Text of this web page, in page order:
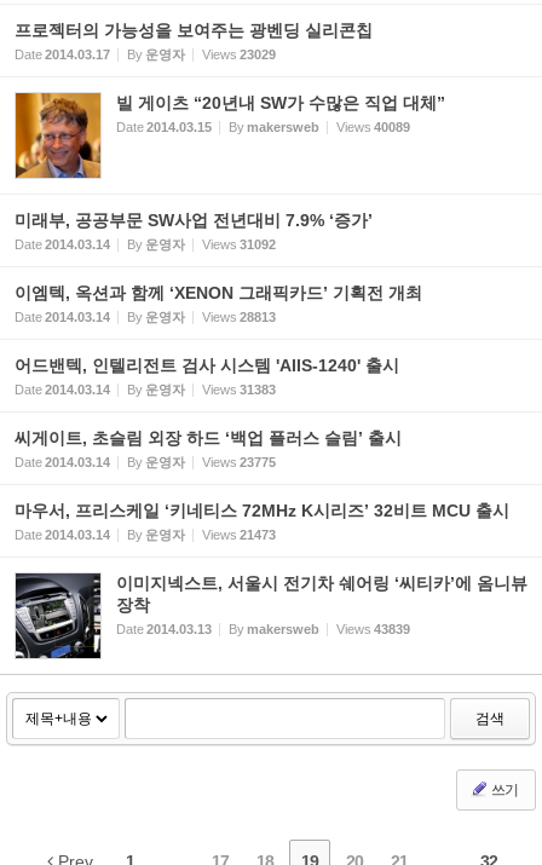
프로젝터의 가능성을 보여주는 광벤딩 실리콘칩
Date2014.03.17 By 운영자 Views 23029
빌 게이츠 “20년내 SW가 수많은 직업 대체”
Date2014.03.15 Bymakersweb Views 40089
미래부, 공공부문 SW사업 전년대비 7.9% ‘증가’
Date2014.03.14 By 운영자 Views 31092
이엠텍, 옥션과 함께 ‘XENON 그래픽카드’ 기획전 개최
Date2014.03.14 By 운영자 Views 28813
어드밴텍, 인텔리전트 검사 시스템 'AIIS-1240' 출시
Date2014.03.14 By 운영자 Views 31383
씨게이트, 초슬림 외장 하드 ‘백업 플러스 슬림’ 출시
Date2014.03.14 By 운영자 Views 23775
마우서, 프리스케일 ‘키네티스 72MHz K시리즈’ 32비트 MCU 출시
Date2014.03.14 By 운영자 Views 21473
이미지넥스트, 서울시 전기차 쉐어링 ‘씨티카’에 옴니뷰
장착
Date2014.03.13 Bymakersweb Views 43839
검색
쓰기